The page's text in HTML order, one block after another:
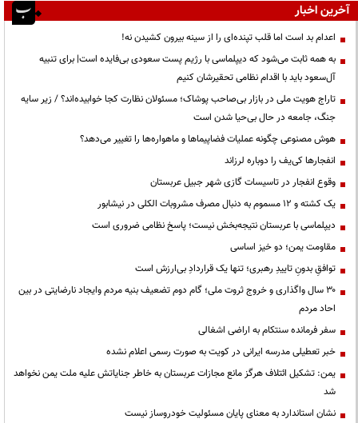
آخرین اخبار
اعدام بد است اما قلب تپنده‌ای را از سینه بیرون کشیدن نه!
به همه ثابت می‌شود که دیپلماسی با رژیم پست سعودی بی‌فایده است| برای تنبیه
آل‌سعود باید با اقدام نظامی تحقیرشان کنیم
تاراج هویت ملی در بازار بی‌صاحب پوشاک؛ مسئولان نظارت کجا خوابیده‌اند؟ / زیر سایه
جنگ، جامعه در حال بی‌حیا شدن است
هوش مصنوعی چگونه عملیات فضاپیماها و ماهواره‌ها را تغییر می‌دهد؟
انفجارها کی‌یف را دوباره لرزاند
وقوع انفجار در تاسیسات گازی شهر جبیل عربستان
یک کشته و ۱۲ مسموم به دنبال مصرف مشروبات الکلی در نیشابور
دیپلماسی با عربستان نتیجه‌بخش نیست؛ پاسخ نظامی ضروری است
مقاومت یمن؛ دو خیز اساسی
توافقِ بدونِ تاییدِ رهبری؛ تنها یک قراردادِ بی‌ارزش است
۳۰ سال واگذاری و خروج ثروت ملی؛ گام دوم تضعیف بنیه مردم وایجاد نارضایتی در بین
احاد مردم
سفر فرمانده سنتکام به اراضی اشغالی
خبر تعطیلی مدرسه ایرانی در کویت به صورت رسمی اعلام نشده
یمن: تشکیل ائتلاف هرگز مانع مجازات عربستان به خاطر جنایاتش علیه ملت یمن نخواهد
شد
نشان استاندارد به معنای پایان مسئولیت خودروساز نیست